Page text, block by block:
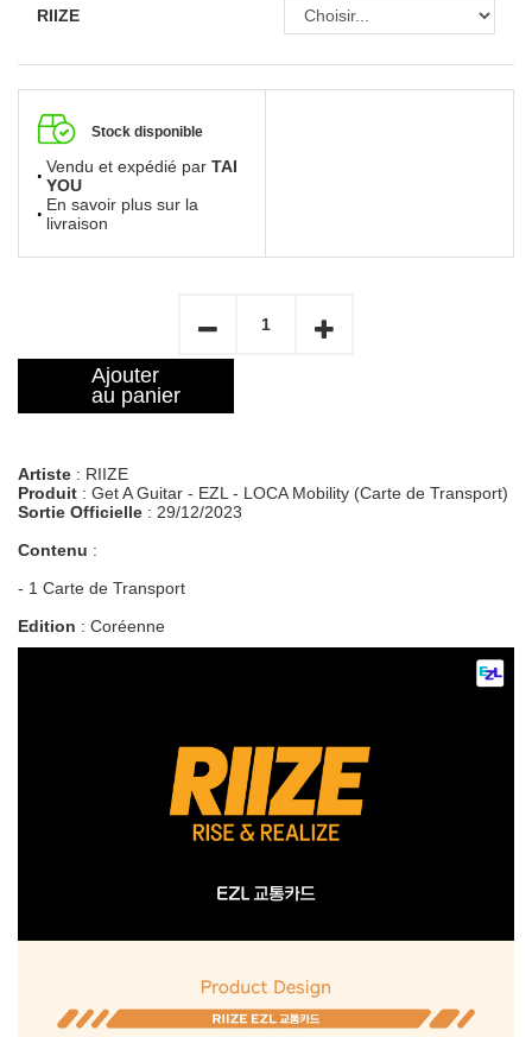
RIIZE
Stock disponible
Vendu et expédié par TAI
YOU
En savoir plus sur la
livraison
Ajouter
au panier
Artiste : RIIZE
Produit : Get A Guitar - EZL - LOCA Mobility (Carte de Transport)
Sortie Officielle : 29/12/2023
Contenu :
- 1 Carte de Transport
Edition : Coréenne